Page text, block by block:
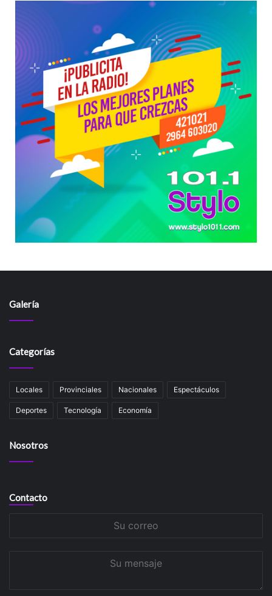
Galería
Categorías
Locales Provinciales Nacionales Espectáculos
Deportes Tecnología Economía
Nosotros
Contacto